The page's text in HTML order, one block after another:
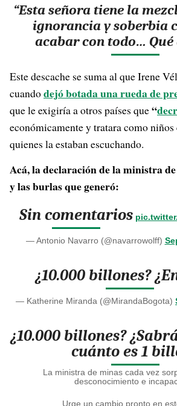
“Esta señora tiene la
ignorancia y soberbia
acabar con todo… Qué
Este descache se suma al que Irene
cuandodejó botada una rueda de
que le exigiría a otros países que“
económicamente y tratara como
quienes la estaban escuchando.
Acá, la declaración de la ministra
y las burlas que generó:
Sin comentarios
— Antonio Navarro (@navarrowolff)
¿10.000 billones?
— Katherine Miranda (@MirandaBogota)
¿10.000 billones?
cuánto es 1
La ministra de minas cada vez
desconocimiento e
Urge un cambio pronto en